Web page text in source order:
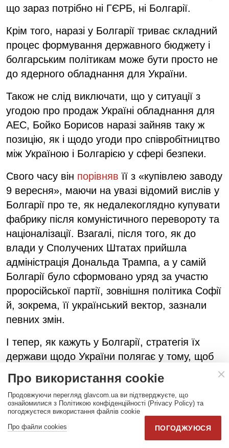
що зараз потрібно ні ГЄРБ, ні Болгарії.
Крім того, наразі у Болгарії триває складний
процес формування державного бюджету і
болгарським політикам може бути просто не
до ядерного обладнання для України.
Також не слід виключати, що у ситуації з
угодою про продаж Україні обладнання для
АЕС, Бойко Борисов наразі зайняв таку ж
позицію, як і щодо угоди про співробітництво
між Україною і Болгарією у сфері безпеки.
Свого часу він порівняв її з «купівлею заводу
9 вересня», маючи на увазі відомий вислів у
Болгарії про те, як недалекоглядно купувати
фабрику після комуністичного перевороту та
націоналізації. Взагалі, після того, як до
влади у Сполучених Штатах прийшла
адміністрація Дональда Трампа, а у самій
Болгарії було сформовано уряд за участю
проросійської партії, зовнішня політика Софії
й, зокрема, її український вектор, зазнали
певних змін.
І тепер, як кажуть у Болгарії, стратегія їх
держави щодо України полягає у тому, щоб
«не висовуватись, поки не мине буря». Тому,
можливо, й «ядерна» угода стала
заручником цієї стратегії і мусить вичекати…
Ігор Федик, для «Главкома» з Софії
Про використання cookie
Продовжуючи перегляд glavcom.ua ви підтверджуєте, що
ознайомилися з Політикою конфіденційності (Privacy Policy) та
погоджуєтеся використання файлів cookie
Про файли cookies
ПОГОДЖУЮСЯ